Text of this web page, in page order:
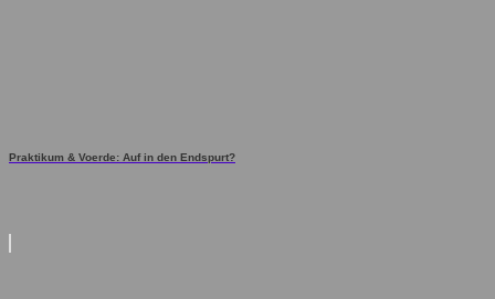
Praktikum & Voerde: Auf in den Endspurt?